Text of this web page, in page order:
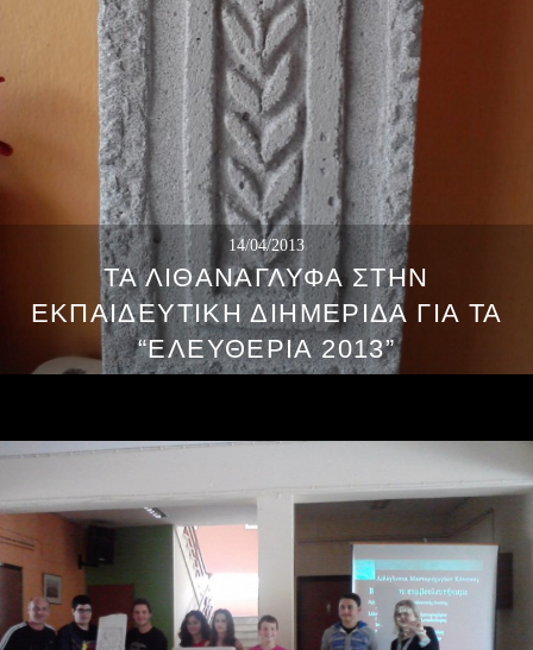
14/04/2013
ΤΑ ΛΙΘΑΝΆΓΛΥΦΑ ΣΤΗΝ
ΕΚΠΑΙΔΕΥΤΙΚΉ ΔΙΗΜΕΡΊΔΑ ΓΙΑ ΤΑ
“ΕΛΕΥΘΈΡΙΑ 2013”